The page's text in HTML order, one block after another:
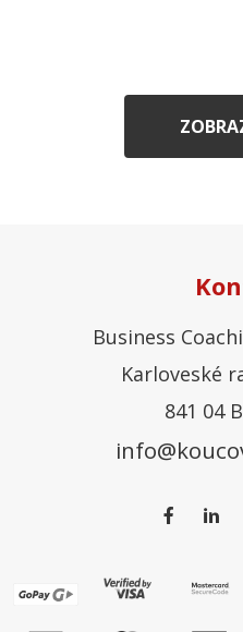
Business
Karloveské
841 04